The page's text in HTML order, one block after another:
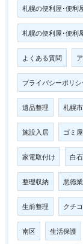
札幌の便利屋･便利
札幌の便利屋･便利
よくある質問
プライバシーポリシ
遺品整理 札幌
施設入居 ゴミ
家電取付け 白
整理収納 悪徳
生前整理 クチ
南区 生活保護